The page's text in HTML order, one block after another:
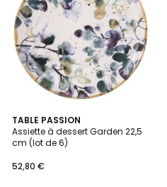
TABLE PASSION
Assiette à dessert Garden 22,5
cm (lot de 6)
52,80 €
5
/
5